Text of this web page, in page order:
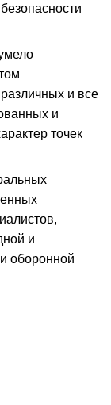
и все
и
точек
и
оборонной